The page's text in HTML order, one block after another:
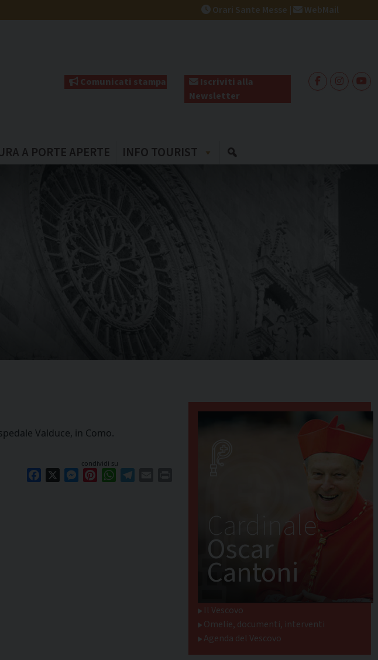
Orari Sante Messe | WebMail
Comunicati stampa
Iscriviti alla
Newsletter
A PORTE APERTE INFO TOURIST
Valduce, in Como.
condividi su
Facebook Messenger
PinterestWhatsApp
Cardinale
Oscar
Cantoni
Il Vescovo
Omelie, documenti, interventi
Agenda del Vescovo